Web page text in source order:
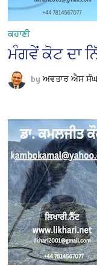
ਕਹਾਣੀ
ਮੰਗਵੇਂ ਕੋਟ ਦਾ
byਅਵਤਾਰ ਐਸ